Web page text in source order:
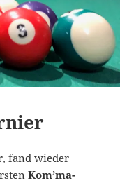
fand wieder
Kom’ma-